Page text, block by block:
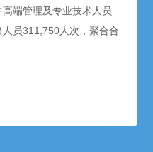
端管理及专业技术人员
员311,750人次，聚合合